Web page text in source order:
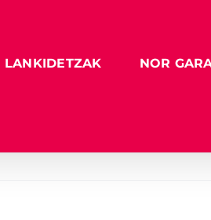
LANKIDETZAK NOR